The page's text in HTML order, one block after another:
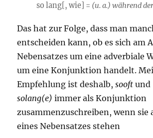
so lang[, wie] = (u. a.) während
Das hat zur Folge, dass man
entscheiden kann, ob es sich am
Nebensatzes um eine adverbiale
um eine Konjunktion handelt.
Empfehlung ist deshalb,sooft und
solang(e) immer als Konjunktion
zusammenzuschreiben, wenn sie
eines Nebensatzes stehen